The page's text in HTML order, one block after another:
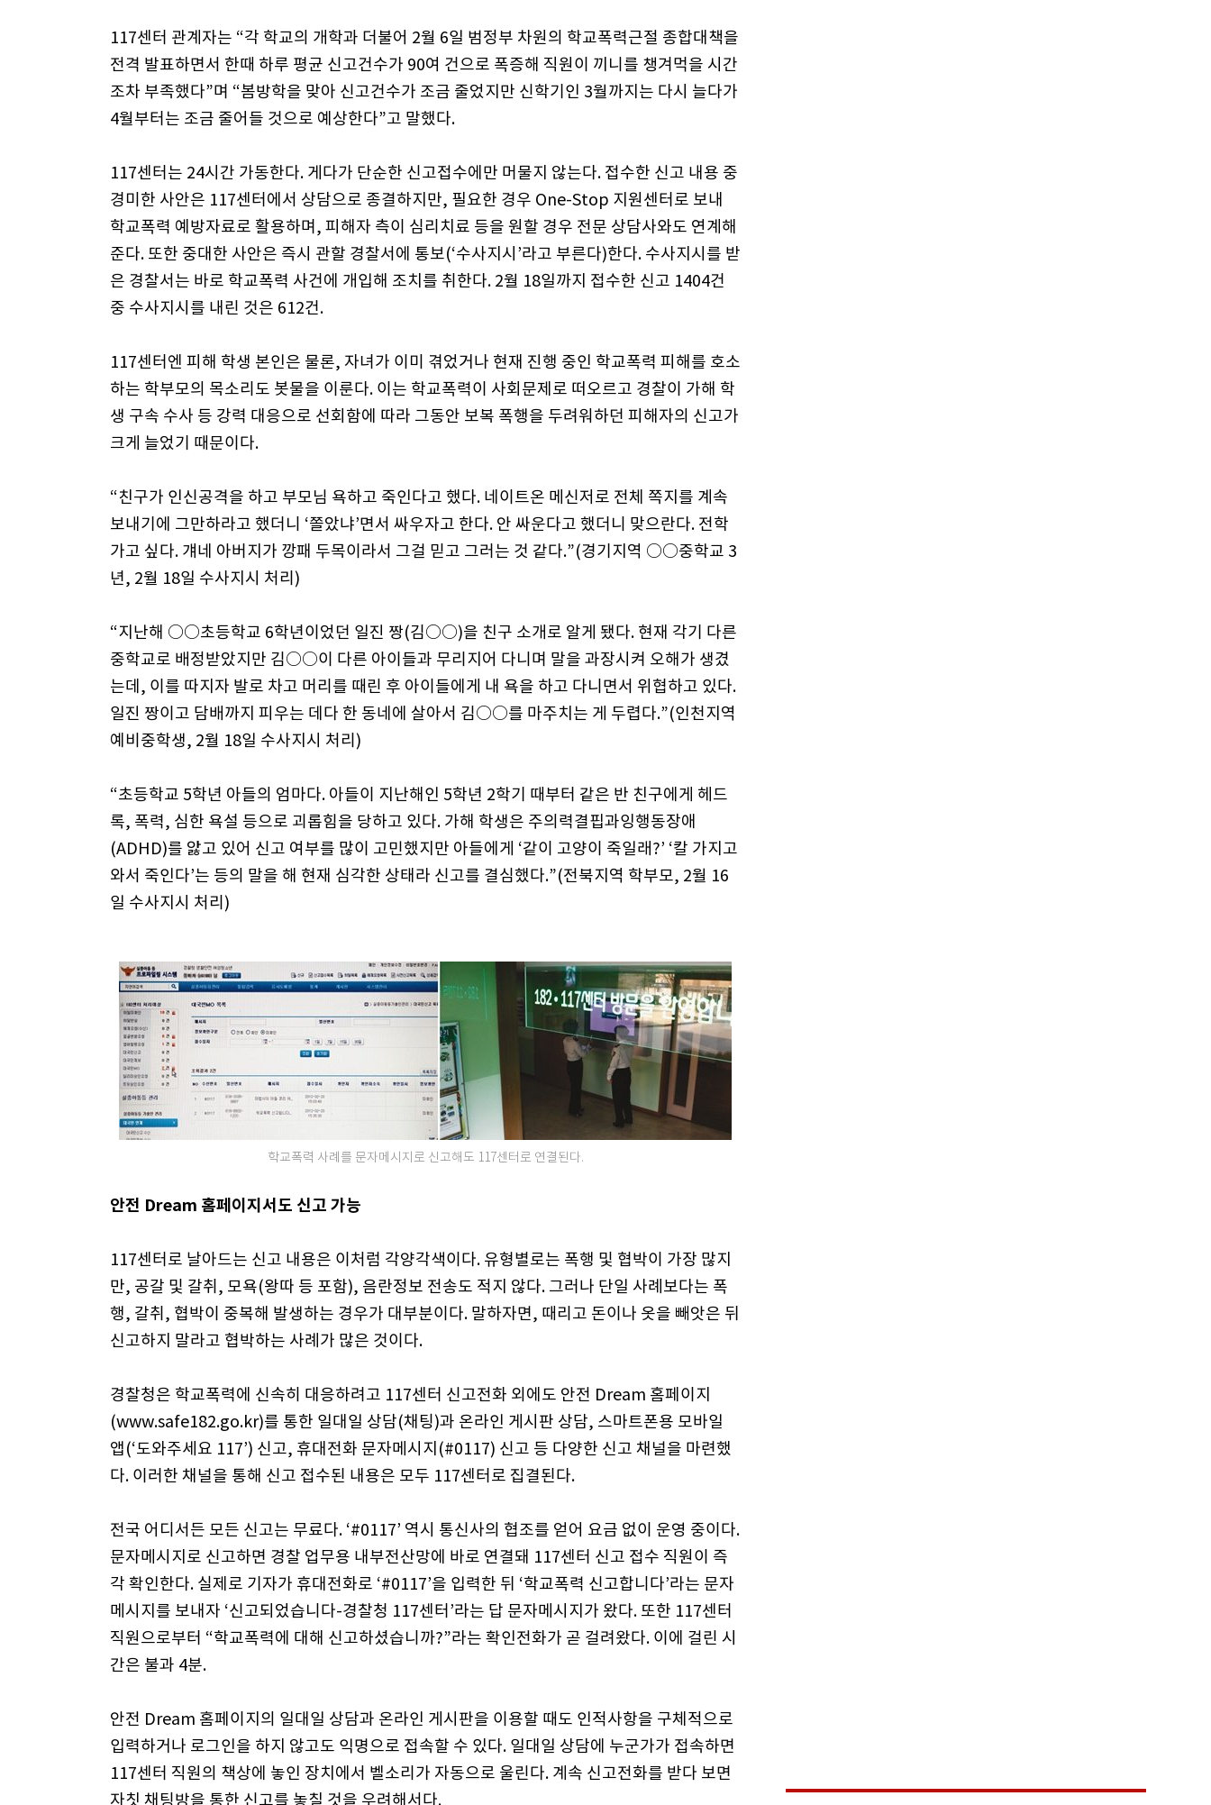
117센터 관계자는 “각 학교의 개학과 더불어 2월 6일 범정부 차원의 학교폭력근절 종합대책을
전격 발표하면서 한때 하루 평균 신고건수가 90여 건으로 폭증해 직원이 끼니를 챙겨먹을 시간
조차 부족했다”며 “봄방학을 맞아 신고건수가 조금 줄었지만 신학기인 3월까지는 다시 늘다가
4월부터는 조금 줄어들 것으로 예상한다”고 말했다.
117센터는 24시간 가동한다. 게다가 단순한 신고접수에만 머물지 않는다. 접수한 신고 내용 중
경미한 사안은 117센터에서 상담으로 종결하지만, 필요한 경우 One-Stop 지원센터로 보내
학교폭력 예방자료로 활용하며, 피해자 측이 심리치료 등을 원할 경우 전문 상담사와도 연계해
준다. 또한 중대한 사안은 즉시 관할 경찰서에 통보(‘수사지시’라고 부른다)한다. 수사지시를 받
은 경찰서는 바로 학교폭력 사건에 개입해 조치를 취한다. 2월 18일까지 접수한 신고 1404건
중 수사지시를 내린 것은 612건.
117센터엔 피해 학생 본인은 물론, 자녀가 이미 겪었거나 현재 진행 중인 학교폭력 피해를 호소
하는 학부모의 목소리도 봇물을 이룬다. 이는 학교폭력이 사회문제로 떠오르고 경찰이 가해 학
생 구속 수사 등 강력 대응으로 선회함에 따라 그동안 보복 폭행을 두려워하던 피해자의 신고가
크게 늘었기 때문이다.
“친구가 인신공격을 하고 부모님 욕하고 죽인다고 했다. 네이트온 메신저로 전체 쪽지를 계속
보내기에 그만하라고 했더니 ‘쫄았냐’면서 싸우자고 한다. 안 싸운다고 했더니 맞으란다. 전학
가고 싶다. 걔네 아버지가 깡패 두목이라서 그걸 믿고 그러는 것 같다.”(경기지역 ○○중학교 3
년, 2월 18일 수사지시 처리)
“지난해 ○○초등학교 6학년이었던 일진 짱(김○○)을 친구 소개로 알게 됐다. 현재 각기 다른
중학교로 배정받았지만 김○○이 다른 아이들과 무리지어 다니며 말을 과장시켜 오해가 생겼
는데, 이를 따지자 발로 차고 머리를 때린 후 아이들에게 내 욕을 하고 다니면서 위협하고 있다.
일진 짱이고 담배까지 피우는 데다 한 동네에 살아서 김○○를 마주치는 게 두렵다.”(인천지역
예비중학생, 2월 18일 수사지시 처리)
“초등학교 5학년 아들의 엄마다. 아들이 지난해인 5학년 2학기 때부터 같은 반 친구에게 헤드
록, 폭력, 심한 욕설 등으로 괴롭힘을 당하고 있다. 가해 학생은 주의력결핍과잉행동장애
(ADHD)를 앓고 있어 신고 여부를 많이 고민했지만 아들에게 ‘같이 고양이 죽일래?’ ‘칼 가지고
와서 죽인다’는 등의 말을 해 현재 심각한 상태라 신고를 결심했다.”(전북지역 학부모, 2월 16
일 수사지시 처리)
학교폭력 사례를 문자메시지로 신고해도 117센터로 연결된다.
안전 Dream 홈페이지서도 신고 가능
117센터로 날아드는 신고 내용은 이처럼 각양각색이다. 유형별로는 폭행 및 협박이 가장 많지
만, 공갈 및 갈취, 모욕(왕따 등 포함), 음란정보 전송도 적지 않다. 그러나 단일 사례보다는 폭
행, 갈취, 협박이 중복해 발생하는 경우가 대부분이다. 말하자면, 때리고 돈이나 옷을 빼앗은 뒤
신고하지 말라고 협박하는 사례가 많은 것이다.
경찰청은 학교폭력에 신속히 대응하려고 117센터 신고전화 외에도 안전 Dream 홈페이지
(www.safe182.go.kr)를 통한 일대일 상담(채팅)과 온라인 게시판 상담, 스마트폰용 모바일
앱(‘도와주세요 117’) 신고, 휴대전화 문자메시지(#0117) 신고 등 다양한 신고 채널을 마련했
다. 이러한 채널을 통해 신고 접수된 내용은 모두 117센터로 집결된다.
전국 어디서든 모든 신고는 무료다. ‘#0117’ 역시 통신사의 협조를 얻어 요금 없이 운영 중이다.
문자메시지로 신고하면 경찰 업무용 내부전산망에 바로 연결돼 117센터 신고 접수 직원이 즉
각 확인한다. 실제로 기자가 휴대전화로 ‘#0117’을 입력한 뒤 ‘학교폭력 신고합니다’라는 문자
메시지를 보내자 ‘신고되었습니다-경찰청 117센터’라는 답 문자메시지가 왔다. 또한 117센터
직원으로부터 “학교폭력에 대해 신고하셨습니까?”라는 확인전화가 곧 걸려왔다. 이에 걸린 시
간은 불과 4분.
안전 Dream 홈페이지의 일대일 상담과 온라인 게시판을 이용할 때도 인적사항을 구체적으로
입력하거나 로그인을 하지 않고도 익명으로 접속할 수 있다. 일대일 상담에 누군가가 접속하면
117센터 직원의 책상에 놓인 장치에서 벨소리가 자동으로 울린다. 계속 신고전화를 받다 보면
자칫 채팅방을 통한 신고를 놓칠 것을 우려해서다.